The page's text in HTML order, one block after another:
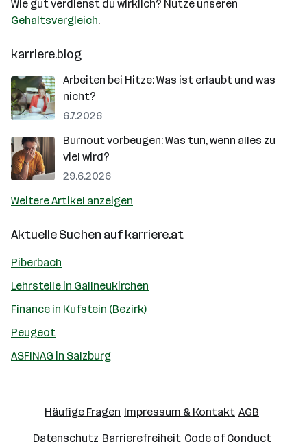
Wie gut verdienst du wirklich? Nutze unseren
Gehaltsvergleich.
karriere.blog
Arbeiten bei Hitze: Was ist erlaubt und was
nicht?
6.7.2026
Burnout vorbeugen: Was tun, wenn alles zu
viel wird?
29.6.2026
Weitere Artikel anzeigen
Aktuelle Suchen aufkarriere.at
Piberbach
Lehrstelle in Gallneukirchen
Finance in Kufstein (Bezirk)
Peugeot
ASFINAG in Salzburg
Häufige Fragen Impressum & Kontakt AGB
Datenschutz Barrierefreiheit Code of Conduct